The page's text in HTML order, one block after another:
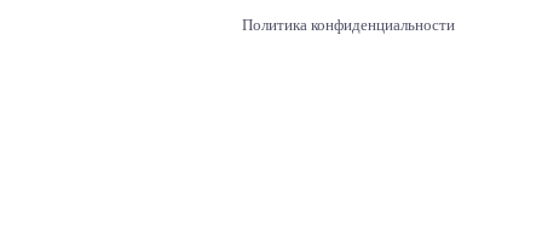
Политика конфиденциальности